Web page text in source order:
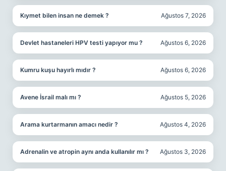
Kıymet bilen insan ne demek ? Ağustos 7, 2026
Devlet hastaneleri HPV testi yapıyor mu ? Ağustos 6, 2026
Kumru kuşu hayırlı mıdır ? Ağustos 6, 2026
Avene İsrail malı mı ? Ağustos 5, 2026
Arama kurtarmanın amacı nedir ? Ağustos 4, 2026
Adrenalin ve atropin aynı anda kullanılır mı ? Ağustos 3, 2026